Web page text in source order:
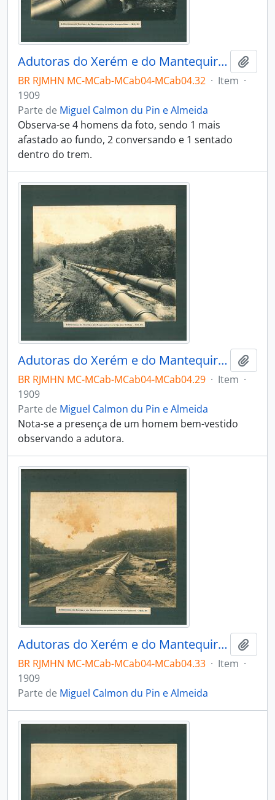
Adutoras do Xerém e do Mantequira no brejo Ancora Lins. Km 61.
BR RJMHN MC-MCab-MCab04-MCab04.32 · Item ·
1909
Parte de Miguel Calmon du Pin e Almeida
Observa-se 4 homens da foto, sendo 1 mais
afastado ao fundo, 2 conversando e 1 sentado
dentro do trem.
Adutoras do Xerém e do Mantequira no Brejo das Velhas – Km 37
BR RJMHN MC-MCab-MCab04-MCab04.29 · Item ·
1909
Parte de Miguel Calmon du Pin e Almeida
Nota-se a presença de um homem bem-vestido
observando a adutora.
Adutoras do Xerém e do Mantequira no brejo do Iguassú. Km 38.
BR RJMHN MC-MCab-MCab04-MCab04.33 · Item ·
1909
Parte de Miguel Calmon du Pin e Almeida